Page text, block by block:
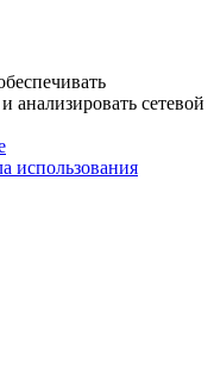
анализировать сетевой
использования